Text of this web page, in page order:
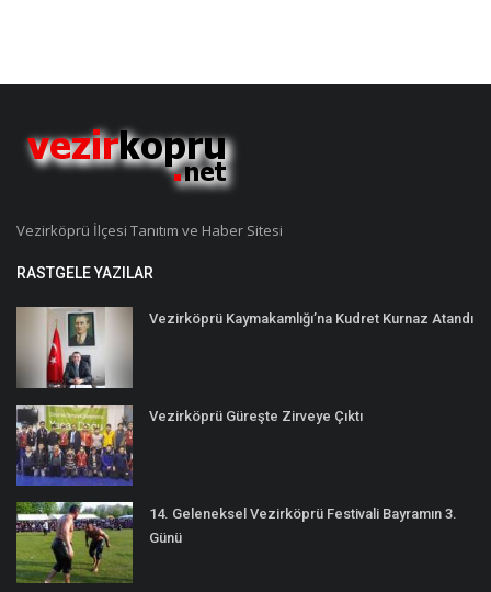
Vezirköprü İlçesi Tanıtım ve Haber Sitesi
RASTGELE YAZILAR
Vezirköprü Kaymakamlığı’na Kudret Kurnaz Atandı
Vezirköprü Güreşte Zirveye Çıktı
14. Geleneksel Vezirköprü Festivali Bayramın 3.
Günü